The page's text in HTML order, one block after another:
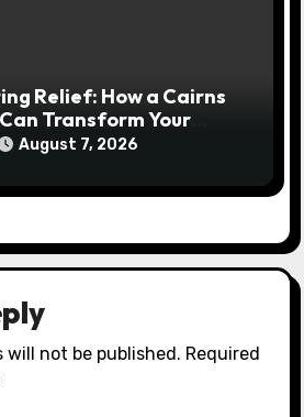
Relief: How a Cairns
Transform Your
August 7, 2026
will not be published. Required